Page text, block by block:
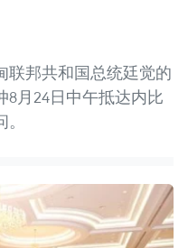
联邦共和国总统廷觉的
月24日中午抵达内比